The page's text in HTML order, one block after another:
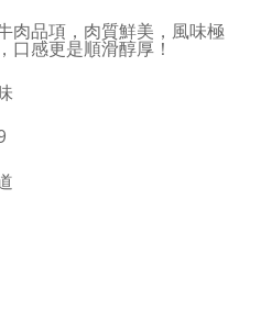
肉品項，肉質鮮美，風味極
口感更是順滑醇厚！